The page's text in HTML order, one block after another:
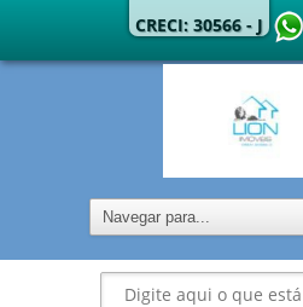
CRECI: 30566 - J